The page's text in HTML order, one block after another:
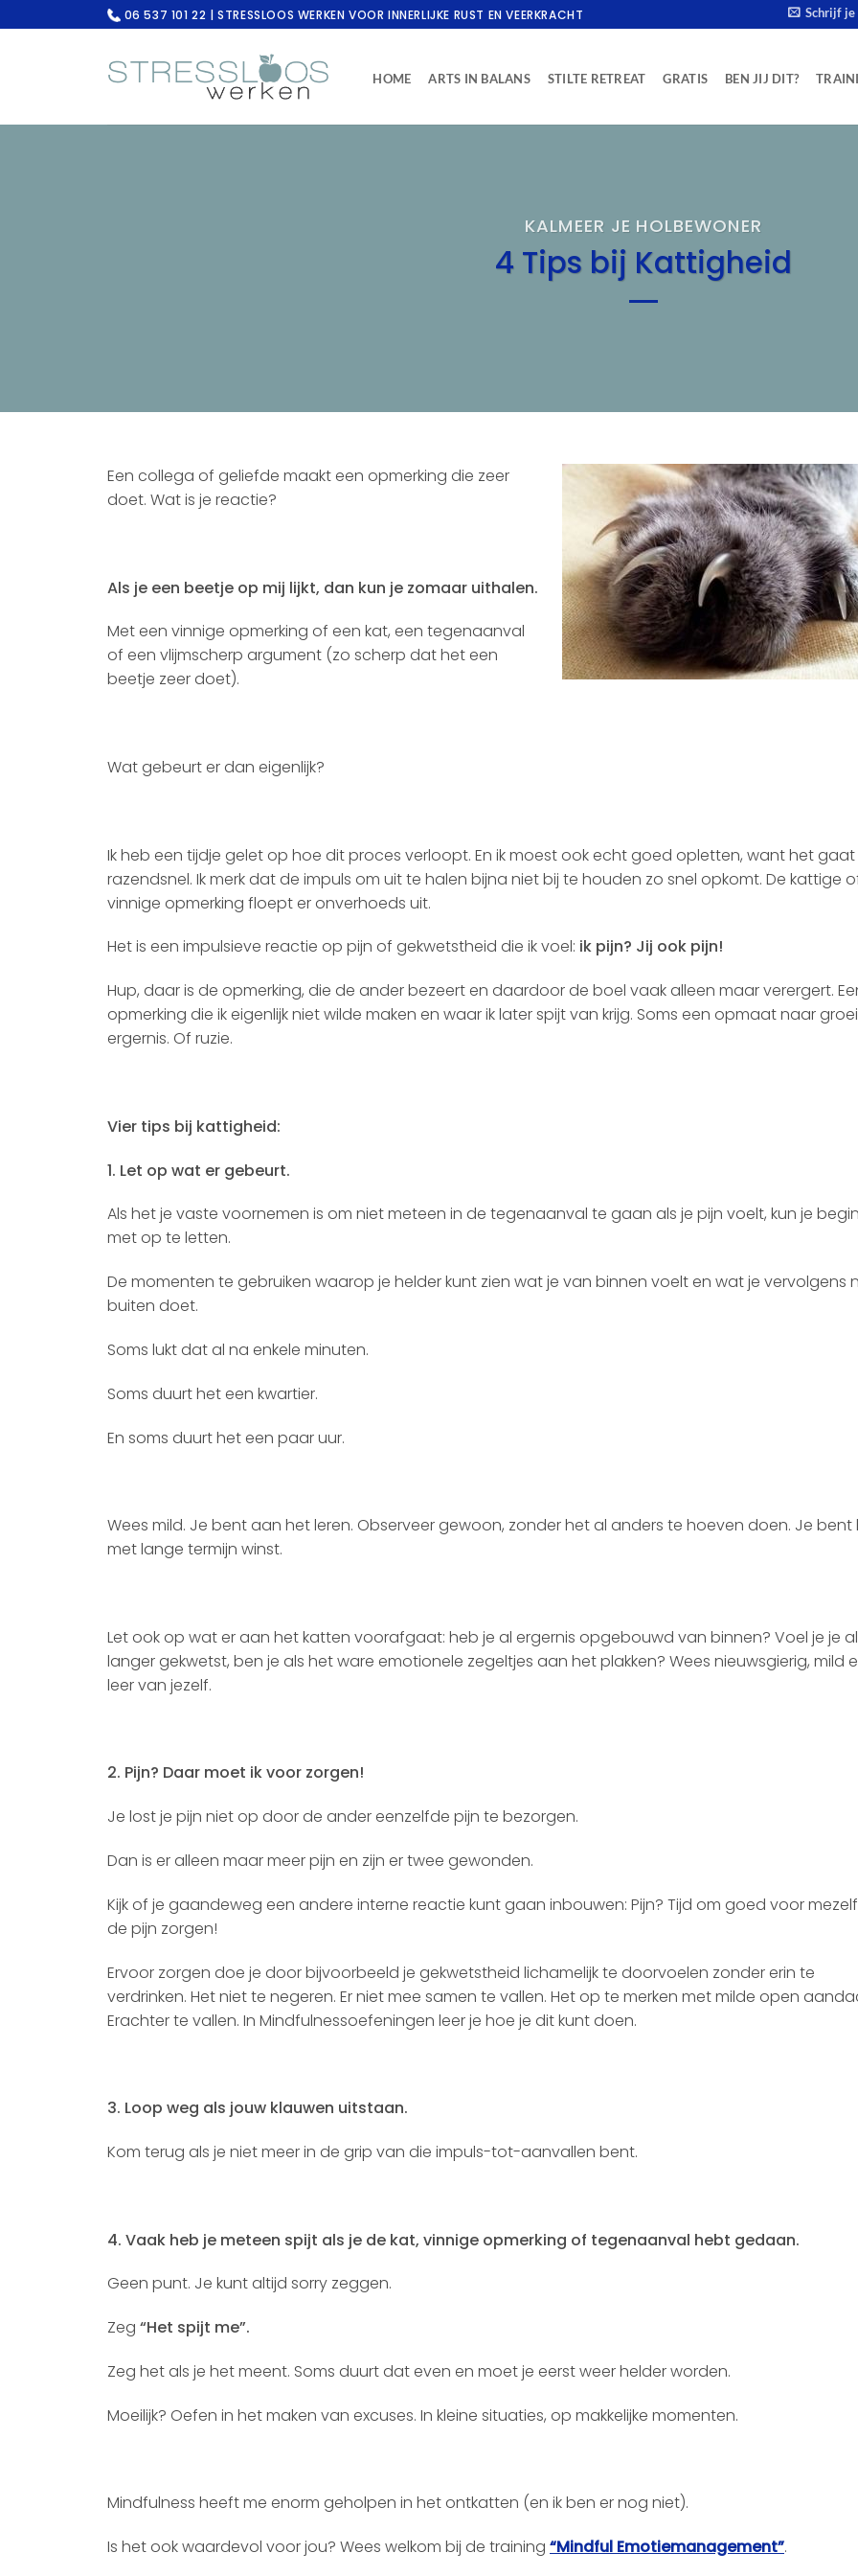
naar
06 537 101 22 | STRESSLOOS WERKEN VOOR INNERLIJKE RUST EN VEERKRACHT Schrijf je
HOME ARTS IN BALANS STILTE RETREAT GRATIS BEN JIJ DIT?
KALMEER JE HOLBEWONER
4 Tips bij Kattigheid
Een collega of geliefde maakt een opmerking die zeer
doet. Wat is je reactie?
Als je een beetje op mij lijkt, dan kun je zomaar uithalen.
Met een vinnige opmerking of een kat, een tegenaanval
of een vlijmscherp argument (zo scherp dat het een
beetje zeer doet).
Wat gebeurt er dan eigenlijk?
Ik heb een tijdje gelet op hoe dit proces verloopt. En ik moest ook echt goed opletten, want het gaat
razendsnel. Ik merk dat de impuls om uit te halen bijna niet bij te houden zo snel opkomt. De kattige
vinnige opmerking floept er onverhoeds uit.
Het is een impulsieve reactie op pijn of gekwetstheid die ik voel: ik pijn? Jij ook pijn!
Hup, daar is de opmerking, die de ander bezeert en daardoor de boel vaak alleen maar verergert.
opmerking die ik eigenlijk niet wilde maken en waar ik later spijt van krijg. Soms een opmaat naar
ergernis. Of ruzie.
Vier tips bij kattigheid:
1. Let op wat er gebeurt.
Als het je vaste voornemen is om niet meteen in de tegenaanval te gaan als je pijn voelt, kun je
met op te letten.
De momenten te gebruiken waarop je helder kunt zien wat je van binnen voelt en wat je vervolgens
buiten doet.
Soms lukt dat al na enkele minuten.
Soms duurt het een kwartier.
En soms duurt het een paar uur.
Wees mild. Je bent aan het leren. Observeer gewoon, zonder het al anders te hoeven doen. Je bent
met lange termijn winst.
Let ook op wat er aan het katten voorafgaat: heb je al ergernis opgebouwd van binnen? Voel je je al
langer gekwetst, ben je als het ware emotionele zegeltjes aan het plakken? Wees nieuwsgierig, mild
leer van jezelf.
2. Pijn? Daar moet ik voor zorgen!
Je lost je pijn niet op door de ander eenzelfde pijn te bezorgen.
Dan is er alleen maar meer pijn en zijn er twee gewonden.
Kijk of je gaandeweg een andere interne reactie kunt gaan inbouwen: Pijn? Tijd om goed voor
de pijn zorgen!
Ervoor zorgen doe je door bijvoorbeeld je gekwetstheid lichamelijk te doorvoelen zonder erin te
verdrinken. Het niet te negeren. Er niet mee samen te vallen. Het op te merken met milde open
Erachter te vallen. In Mindfulnessoefeningen leer je hoe je dit kunt doen.
3. Loop weg als jouw klauwen uitstaan.
Kom terug als je niet meer in de grip van die impuls-tot-aanvallen bent.
4. Vaak heb je meteen spijt als je de kat, vinnige opmerking of tegenaanval hebt gedaan.
Geen punt. Je kunt altijd sorry zeggen.
Zeg “Het spijt me”.
Zeg het als je het meent. Soms duurt dat even en moet je eerst weer helder worden.
Moeilijk? Oefen in het maken van excuses. In kleine situaties, op makkelijke momenten.
Mindfulness heeft me enorm geholpen in het ontkatten (en ik ben er nog niet).
Is het ook waardevol voor jou? Wees welkom bij de training “Mindful Emotiemanagement”.